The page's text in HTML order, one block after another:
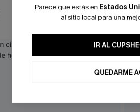
Parece que estás en Estados
al sitio local para una
IR AL
QUEDARME